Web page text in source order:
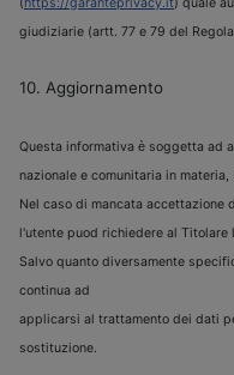
giudiziarie (artt. 77 e 79 del
10. Aggiornamento
Questa informativa è soggetta ad
nazionale e comunitaria in
Nel caso di mancata accettazione
l'utente puod richiedere al
Salvo quanto diversamente
continua ad
applicarsi al trattamento dei dati
sostituzione.